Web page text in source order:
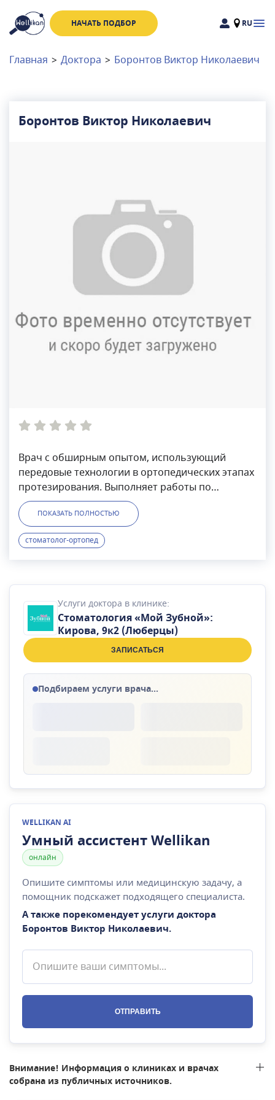
НАЧАТЬ ПОДБОР RU
Доктора
Клиники
Главная > Доктора > Боронтов Виктор Николаевич
Боронтов Виктор Николаевич
Врач с обширным опытом, использующий
передовые технологии в ортопедических этапах
протезирования. Выполняет работы по
протезированию на имплантах. Боронтов
Виктор Николаевич работает по следующим
направлениям: съемное и несъемное
протезирование, восстановление зубов
вкладками.
ПОКАЗАТЬ ПОЛНОСТЬЮ
стоматолог-ортопед
Услуги доктора в клинике:
Стоматология «Мой Зубной»:
Кирова, 9к2 (Люберцы)
ЗАПИСАТЬСЯ
Подбираем услуги врача...
WELLIKAN AI
Умный ассистент Wellikan
онлайн
Опишите симптомы или медицинскую задачу, а
помощник подскажет подходящего специалиста.
А также порекомендует услуги доктора
Боронтов Виктор Николаевич.
ОТПРАВИТЬ
Внимание! Информация о клиниках и врачах
собрана из публичных источников.